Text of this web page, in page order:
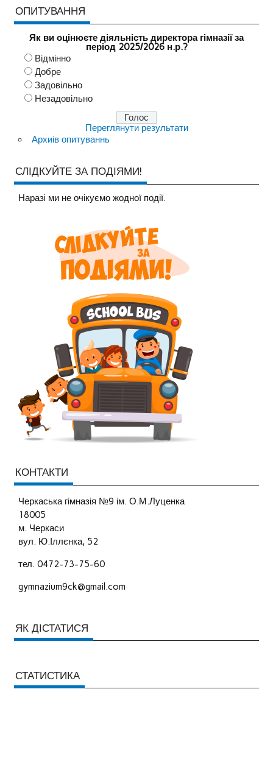
ОПИТУВАННЯ
Як ви оцінюєте діяльність директора гімназії за
період 2025/2026 н.р.?
Відмінно
Добре
Задовільно
Незадовільно
Переглянути результати
Архиів опитуваннь
СЛІДКУЙТЕ ЗА ПОДІЯМИ!
Наразi ми не очiкуємо жодної події.
КОНТАКТИ
Черкаська гімназія №9 ім. О.М.Луценка
18005
м. Черкаси
вул. Ю.Іллєнка, 52
тел. 0472-73-75-60
gymnazium9ck@gmail.com
ЯК ДІСТАТИСЯ
СТАТИСТИКА